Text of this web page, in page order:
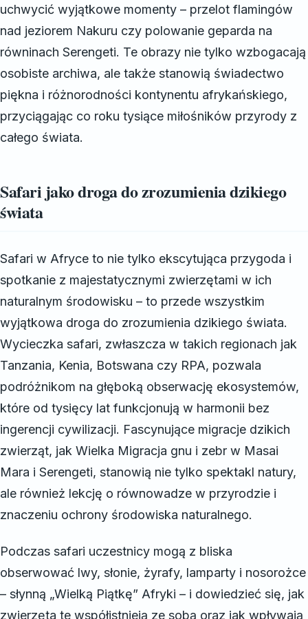
uchwycić wyjątkowe momenty – przelot flamingów
nad jeziorem Nakuru czy polowanie geparda na
równinach Serengeti. Te obrazy nie tylko wzbogacają
osobiste archiwa, ale także stanowią świadectwo
piękna i różnorodności kontynentu afrykańskiego,
przyciągając co roku tysiące miłośników przyrody z
całego świata.
Safari jako droga do zrozumienia dzikiego
świata
Safari w Afryce to nie tylko ekscytująca przygoda i
spotkanie z majestatycznymi zwierzętami w ich
naturalnym środowisku – to przede wszystkim
wyjątkowa droga do zrozumienia dzikiego świata.
Wycieczka safari, zwłaszcza w takich regionach jak
Tanzania, Kenia, Botswana czy RPA, pozwala
podróżnikom na głęboką obserwację ekosystemów,
które od tysięcy lat funkcjonują w harmonii bez
ingerencji cywilizacji. Fascynujące migracje dzikich
zwierząt, jak Wielka Migracja gnu i zebr w Masai
Mara i Serengeti, stanowią nie tylko spektakl natury,
ale również lekcję o równowadze w przyrodzie i
znaczeniu ochrony środowiska naturalnego.
Podczas safari uczestnicy mogą z bliska
obserwować lwy, słonie, żyrafy, lamparty i nosorożce
– słynną „Wielką Piątkę” Afryki – i dowiedzieć się, jak
zwierzęta te współistnieją ze sobą oraz jak wpływają